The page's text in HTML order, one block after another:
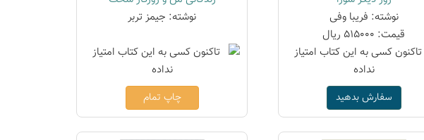
نوشته: فریبا وفی
قیمت: 515000 ریال
سفارش بدهید
نوشته: جیمز تربر
چاپ تمام